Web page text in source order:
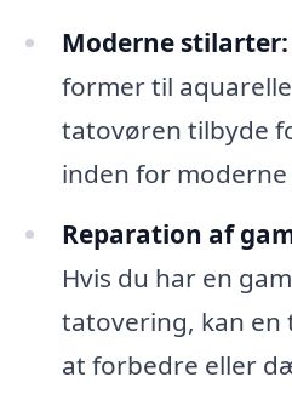
Moderne stilarter:
former til
tatovøren tilbyde
inden for
Reparation af
Hvis du har en
tatovering, kan
at forbedre eller